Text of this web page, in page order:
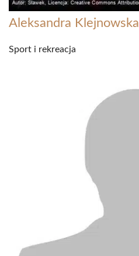
Aleksandra Klejnowska
Sport i rekreacja